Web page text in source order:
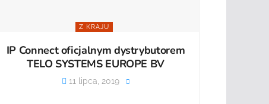
Z KRAJU
IP Connect oficjalnym dystrybutorem
TELO SYSTEMS EUROPE BV
11 lipca, 2019